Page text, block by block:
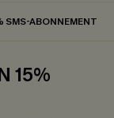
SMS-ABONNEMENT
15%